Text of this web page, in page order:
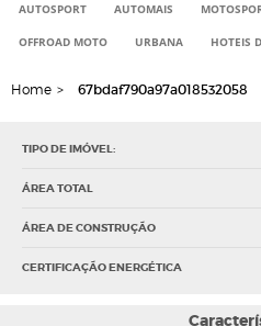
AUTOSPORT AUTOMAIS
OFFROAD MOTO URBANA HOTEIS
Home > 67bdaf790a97a018532058
TIPO DE IMÓVEL:
ÁREA TOTAL
ÁREA DE CONSTRUÇÃO
CERTIFICAÇÃO ENERGÉTICA